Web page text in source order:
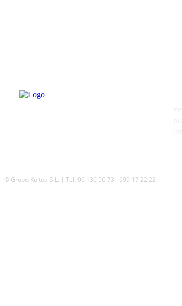
© Grupo Kultea S.L. | Tel. 96 136 56 73 - 699 17 22 22